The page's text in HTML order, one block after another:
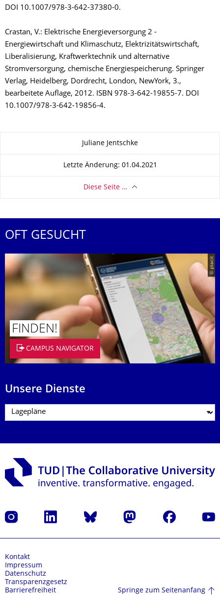
DOI 10.1007/978-3-642-37380-0.
Crastan, V.: Elektrische Energieversorgung 2 -
Energiewirtschaft und Klimaschutz, Elektrizitätswirtschaft,
Liberalisierung, Kraftwerktechnik und alternative
Stromversorgung, chemische Energiespeicherung. Springer
Verlag, Heidelberg, Dordrecht, London, NewYork, 3.,
bearbeitete Auflage, 2012. ISBN 978-3-642-19855-7. DOI
10.1007/978-3-642-19856-4.
Juliane Jentschke
Letzte Änderung: 01.04.2021
Diese Seite …
OFT GESUCHT
© placit
FINDEN!
CAMPUS NAVIGATOR
Unsere Dienste
Instagram LinkedIn Bluesky Mastodon Facebook
Kontakt
Impressum
Datenschutz
Transparenzgesetz
Barrierefreiheit
Springe zum Seitenanfang